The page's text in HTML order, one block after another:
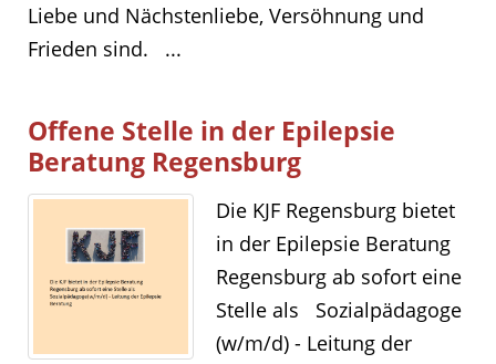
Liebe und Nächstenliebe, Versöhnung und
Frieden sind. ...
Offene Stelle in der Epilepsie
Beratung Regensburg
Die KJF Regensburg bietet
in der Epilepsie Beratung
Regensburg ab sofort eine
Stelle als Sozialpädagoge
(w/m/d) - Leitung der